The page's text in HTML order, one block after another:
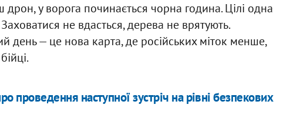
дрон, у ворога починається чорна година. Цілі одна
не вдасться, дерева не врятують.
день — це нова карта, де російських міток менше,
проведення наступної зустріч на рівні безпекових